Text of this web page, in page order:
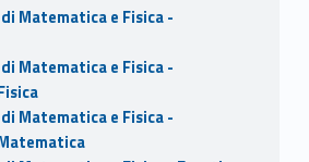
Matematica e Fisica -
Matematica e Fisica -
Matematica e Fisica -